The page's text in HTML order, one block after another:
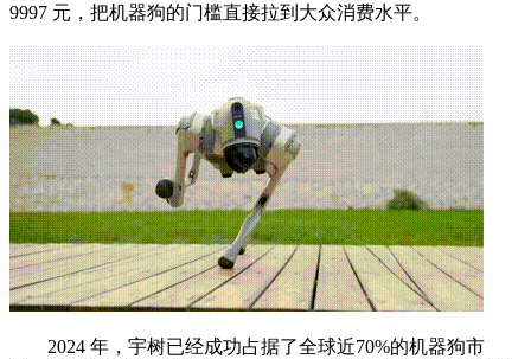
9997 元，把机器狗的门槛直接拉到大众消费水平。
2024 年，宇树已经成功占据了全球近70%的机器狗市